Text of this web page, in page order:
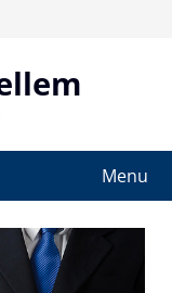
Menu